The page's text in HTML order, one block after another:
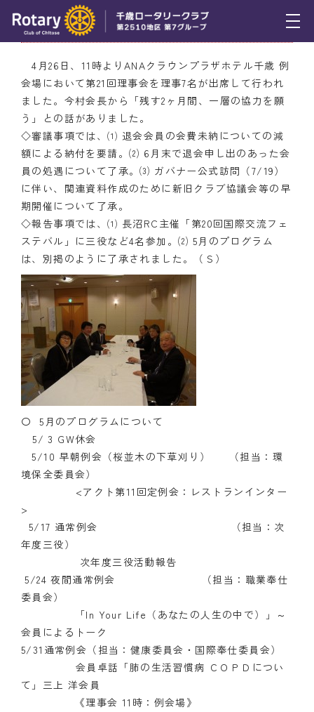
例会報告
活動報告
理事会報告
スケジュール
年間プログラム
木曜会
組織図
クラブのあゆみ
クラブの歴史
歴代会長・幹事
記念誌
案内
例会場・事務局の案内
情報公開
入会のご案内
第21回理事会の開催
4月26日、11時よりANAクラウンプラザホテル千歳 例
会場において第21回理事会を理事7名が出席して行われ
ました。今村会長から「残す2ヶ月間、一層の協力を願
う」との話がありました。
◇審議事項では、⑴ 退会会員の会費未納についての減
額による納付を要請。⑵ 6月末で退会申し出のあった会
員の処遇について了承。⑶ ガバナー公式訪問（7/19）
に伴い、関連資料作成のために新旧クラブ協議会等の早
期開催について了承。
◇報告事項では、⑴ 長沼RC主催「第20回国際交流フェ
ステバル」に三役など4名参加。⑵ 5月のプログラム
は、別掲のように了承されました。（Ｓ）
〇 5月のプログラムについて
5/ 3 GW休会
5/10 早朝例会（桜並木の下草刈り） （担当：環
境保全委員会）
<アクト第11回定例会：レストランインター
>
5/17 通常例会 （担当：次
年度三役）
次年度三役活動報告
5/24 夜間通常例会 （担当：職業奉仕
委員会）
「In Your Life（あなたの人生の中で）」～
会員によるトーク
5/31通常例会（担当：健康委員会・国際奉仕委員会）
会員卓話「肺の生活習慣病 ＣＯＰＤについ
て」三上 洋会員
《理事会 11時：例会場》